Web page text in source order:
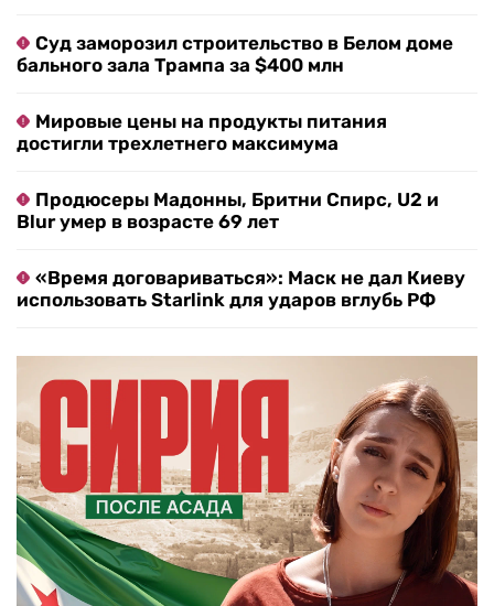
Суд заморозил строительство в Белом доме
бального зала Трампа за $400 млн
Мировые цены на продукты питания
достигли трехлетнего максимума
Продюсеры Мадонны, Бритни Спирс, U2 и
Blur умер в возрасте 69 лет
«Время договариваться»: Маск не дал Киеву
использовать Starlink для ударов вглубь РФ